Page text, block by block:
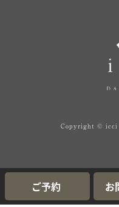
ご予約 お
Copyright © icci